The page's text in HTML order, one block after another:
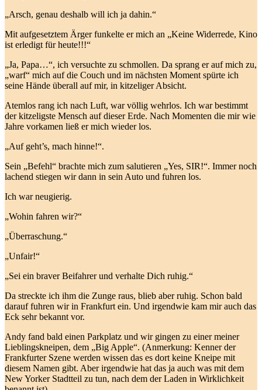
„Arsch, genau deshalb will ich ja dahin.“
Mit aufgesetztem Ärger funkelte er mich an „Keine Widerrede, Kino
ist erledigt für heute!!!“
„Ja, Papa…“, ich versuchte zu schmollen. Da sprang er auf mich zu,
„warf“ mich auf die Couch und im nächsten Moment spürte ich
seine Hände überall auf mir, in kitzeliger Absicht.
Atemlos rang ich nach Luft, war völlig wehrlos. Ich war bestimmt
der kitzeligste Mensch auf dieser Erde. Nach Momenten die mir wie
Jahre vorkamen ließ er mich wieder los.
„Auf geht’s, mach hinne!“.
Sein „Befehl“ brachte mich zum salutieren „Yes, SIR!“. Immer noch
lachend stiegen wir dann in sein Auto und fuhren los.
Ich war neugierig.
„Wohin fahren wir?“
„Überraschung.“
„Unfair!“
„Sei ein braver Beifahrer und verhalte Dich ruhig.“
Da streckte ich ihm die Zunge raus, blieb aber ruhig. Schon bald
darauf fuhren wir in Frankfurt ein. Und irgendwie kam mir auch das
Eck sehr bekannt vor.
Andy fand bald einen Parkplatz und wir gingen zu einer meiner
Lieblingskneipen, dem „Big Apple“. (Anmerkung: Kenner der
Frankfurter Szene werden wissen das es dort keine Kneipe mit
diesem Namen gibt. Aber irgendwie hat das ja auch was mit dem
New Yorker Stadtteil zu tun, nach dem der Laden in Wirklichkeit